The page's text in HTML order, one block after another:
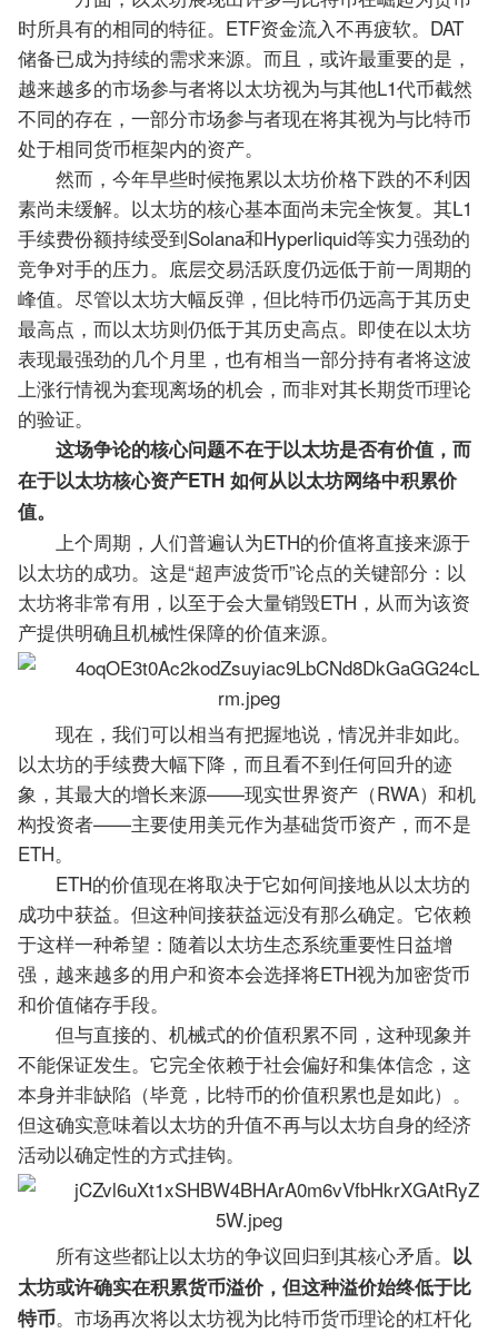
时所具有的相同的特征。ETF资金流入不再疲软。DAT
储备已成为持续的需求来源。而且，或许最重要的是，
越来越多的市场参与者将以太坊视为与其他L1代币截然
不同的存在，一部分市场参与者现在将其视为与比特币
处于相同货币框架内的资产。
然而，今年早些时候拖累以太坊价格下跌的不利因
素尚未缓解。以太坊的核心基本面尚未完全恢复。其L1
手续费份额持续受到Solana和Hyperliquid等实力强劲的
竞争对手的压力。底层交易活跃度仍远低于前一周期的
峰值。尽管以太坊大幅反弹，但比特币仍远高于其历史
最高点，而以太坊则仍低于其历史高点。即使在以太坊
表现最强劲的几个月里，也有相当一部分持有者将这波
上涨行情视为套现离场的机会，而非对其长期货币理论
的验证。
这场争论的核心问题不在于以太坊是否有价值，而
在于以太坊核心资产ETH 如何从以太坊网络中积累价
值。
上个周期，人们普遍认为ETH的价值将直接来源于
以太坊的成功。这是“超声波货币”论点的关键部分：以
太坊将非常有用，以至于会大量销毁ETH，从而为该资
产提供明确且机械性保障的价值来源。
现在，我们可以相当有把握地说，情况并非如此。
以太坊的手续费大幅下降，而且看不到任何回升的迹
象，其最大的增长来源——现实世界资产（RWA）和机
构投资者——主要使用美元作为基础货币资产，而不是
ETH。
ETH的价值现在将取决于它如何间接地从以太坊的
成功中获益。但这种间接获益远没有那么确定。它依赖
于这样一种希望：随着以太坊生态系统重要性日益增
强，越来越多的用户和资本会选择将ETH视为加密货币
和价值储存手段。
但与直接的、机械式的价值积累不同，这种现象并
不能保证发生。它完全依赖于社会偏好和集体信念，这
本身并非缺陷（毕竟，比特币的价值积累也是如此）。
但这确实意味着以太坊的升值不再与以太坊自身的经济
活动以确定性的方式挂钩。
所有这些都让以太坊的争议回归到其核心矛盾。 以
太坊或许确实在积累货币溢价，但这种溢价始终低于比
特币。市场再次将以太坊视为比特币货币理论的杠杆化